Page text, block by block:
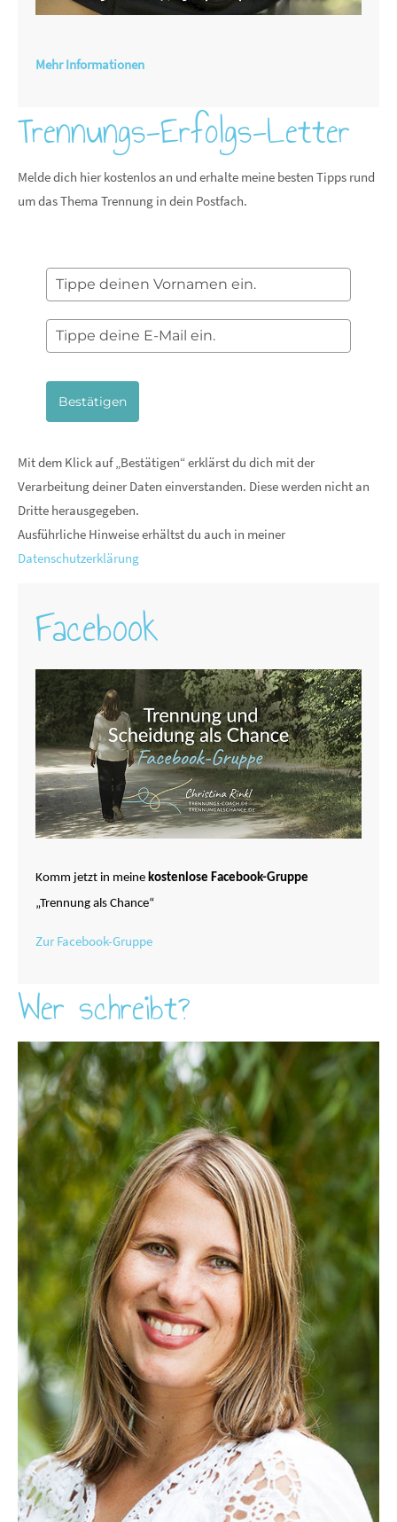
Mehr Informationen
Trennungs-Erfolgs-Letter
Melde dich hier kostenlos an und erhalte meine besten Tipps rund
um das Thema Trennung in dein Postfach.
Bestätigen
Mit dem Klick auf „Bestätigen“ erklärst du dich mit der
Verarbeitung deiner Daten einverstanden. Diese werden nicht an
Dritte herausgegeben.
Ausführliche Hinweise erhältst du auch in meiner
Datenschutzerklärung
Facebook
Komm jetzt in meine kostenlose Facebook-Gruppe
„Trennung als Chance“
Zur Facebook-Gruppe
Wer schreibt?